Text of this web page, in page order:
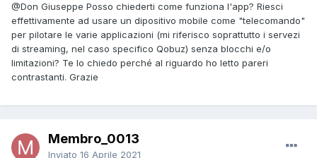
@Don Giuseppe Posso chiederti come funziona l'app? Riesci
effettivamente ad usare un dipositivo mobile come "telecomando"
per pilotare le varie applicazioni (mi riferisco soprattutto i servezi
di streaming, nel caso specifico Qobuz) senza blocchi e/o
limitazioni? Te lo chiedo perché al riguardo ho letto pareri
contrastanti. Grazie
Membro_0013
Inviato 16 Aprile 2021